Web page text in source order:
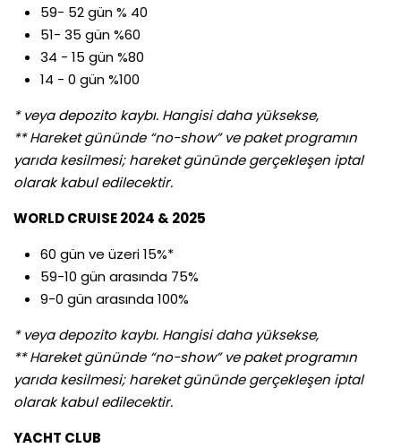
59- 52 gün % 40
51- 35 gün %60
34 - 15 gün %80
14 - 0 gün %100
* veya depozito kaybı. Hangisi daha yüksekse,
** Hareket gününde “no-show” ve paket programın
yarıda kesilmesi; hareket gününde gerçekleşen iptal
olarak kabul edilecektir.
WORLD CRUISE 2024 & 2025
60 gün ve üzeri 15%*
59-10 gün arasında 75%
9-0 gün arasında 100%
* veya depozito kaybı. Hangisi daha yüksekse,
** Hareket gününde “no-show” ve paket programın
yarıda kesilmesi; hareket gününde gerçekleşen iptal
olarak kabul edilecektir.
YACHT CLUB